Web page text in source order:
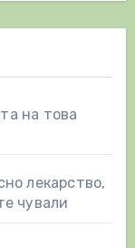
на това
лекарство,
чували